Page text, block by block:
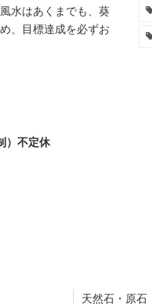
水はあくまでも、葵
、目標達成を必ずお
）不定休
天然石・原石